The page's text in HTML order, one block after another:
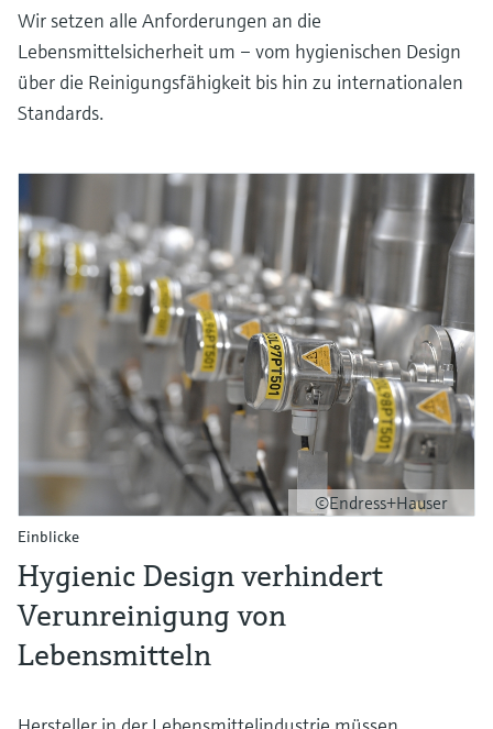
Wir setzen alle Anforderungen an die
Lebensmittelsicherheit um – vom hygienischen Design
über die Reinigungsfähigkeit bis hin zu internationalen
Standards.
©Endress+Hauser
Einblicke
Hygienic Design verhindert
Verunreinigung von
Lebensmitteln